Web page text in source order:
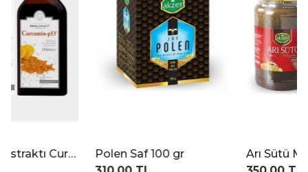
İncele
Polen Saf 100 gr Arı Sütü Macunu Premium 420 gr